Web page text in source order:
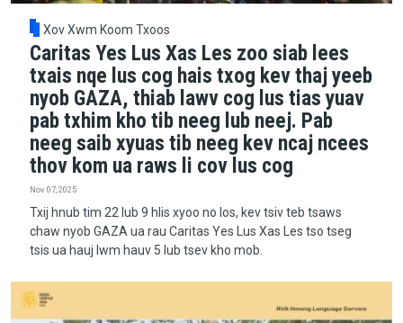
Xov Xwm Koom Txoos
Caritas Yes Lus Xas Les zoo siab lees
txais nqe lus cog hais txog kev thaj yeeb
nyob GAZA, thiab lawv cog lus tias yuav
pab txhim kho tib neeg lub neej. Pab
neeg saib xyuas tib neeg kev ncaj ncees
thov kom ua raws li cov lus cog
Nov 07, 2025
Txij hnub tim 22 lub 9 hlis xyoo no los, kev tsiv teb tsaws
chaw nyob GAZA ua rau Caritas Yes Lus Xas Les tso tseg
tsis ua hauj lwm hauv 5 lub tsev kho mob.